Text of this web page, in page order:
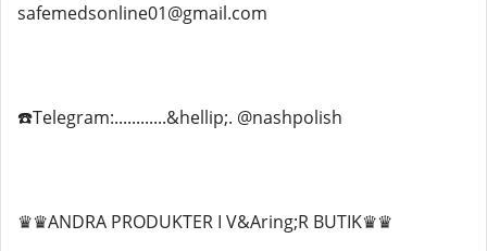
safemedsonline01@gmail.com
☎️Telegram:............&hellip;. @nashpolish
♛♛ANDRA PRODUKTER I V&Aring;R BUTIK♛♛